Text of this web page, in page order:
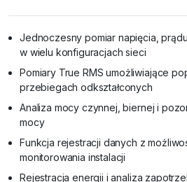
Jednoczesny pomiar napięcia,
w wielu konfiguracjach sieci
Pomiary True RMS umożliwiające
przebiegach odkształconych
Analiza mocy czynnej, biernej i
mocy
Funkcja rejestracji danych z
monitorowania instalacji
Rejestracja energii i analiza